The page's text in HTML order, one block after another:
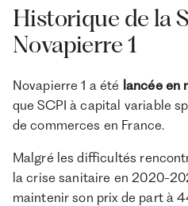
Historique de la
Novapierre 1
Novapierre 1 a été lancée en
que SCPI à capital variable
de commerces en France.
Malgré les difficultés
la crise sanitaire en 2020-
maintenir son prix de part à